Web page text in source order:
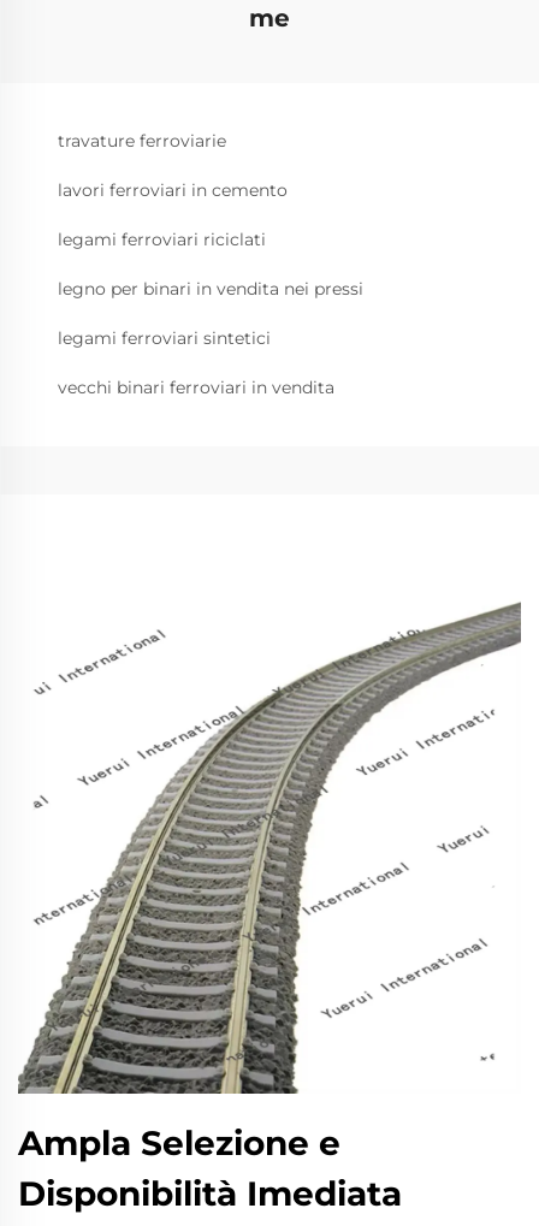
me
travature ferroviarie
lavori ferroviari in cemento
legami ferroviari riciclati
legno per binari in vendita nei pressi
legami ferroviari sintetici
vecchi binari ferroviari in vendita
Ampla Selezione e
Disponibilità Imediata